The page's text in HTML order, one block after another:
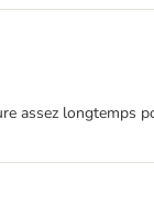
assez longtemps